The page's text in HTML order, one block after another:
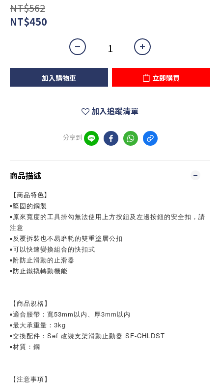
NT$562
NT$450
加入購物車 立即購買
加入追蹤清單
分享到
商品描述
【商品特色】
▪️堅固的鋼製
▪️原來寬度的工具掛勾無法使用上方按鈕及左邊按鈕的安全扣，請
注意
▪️反覆拆裝也不易磨耗的雙重塗層公扣
▪️可以快速變換組合的快扣式
▪️附防止滑動的止滑器
▪️防止鐵撬轉動機能
【商品規格】
▪️適合腰帶：寬53mm以内、厚3mm以内
▪️最大承重量：3kg
▪️交換配件：Sef 改裝支架滑動止動器 SF-CHLDST
▪️材質：鋼
【注意事項】